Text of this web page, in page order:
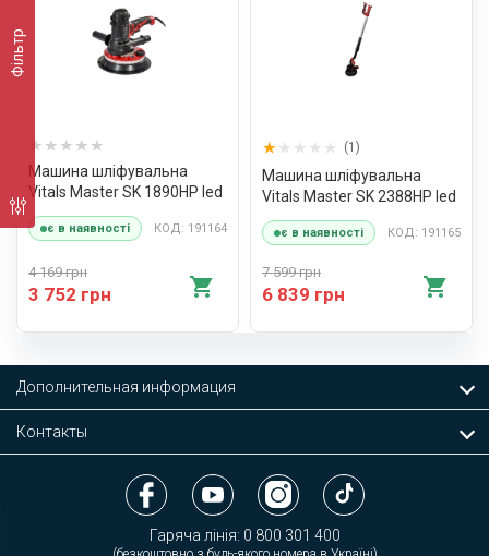
Фільтр
Машина шліфувальна
Vitals Master SK 1890HP led
є в наявності КОД: 191164
4 169 грн
3 752 грн
(1)
Машина шліфувальна
Vitals Master SK 2388HP led
є в наявності КОД: 191165
7 599 грн
6 839 грн
Дополнительная информация
Контакты
Гаряча лінія: 0 800 301 400